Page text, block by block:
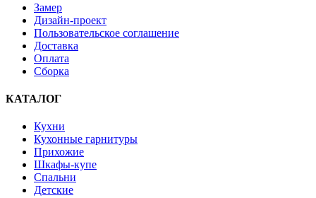
Замер
Дизайн-проект
Пользовательское соглашение
Доставка
Оплата
Сборка
КАТАЛОГ
Кухни
Кухонные гарнитуры
Прихожие
Шкафы-купе
Спальни
Детские